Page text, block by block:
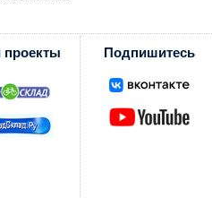
Подпишитесь